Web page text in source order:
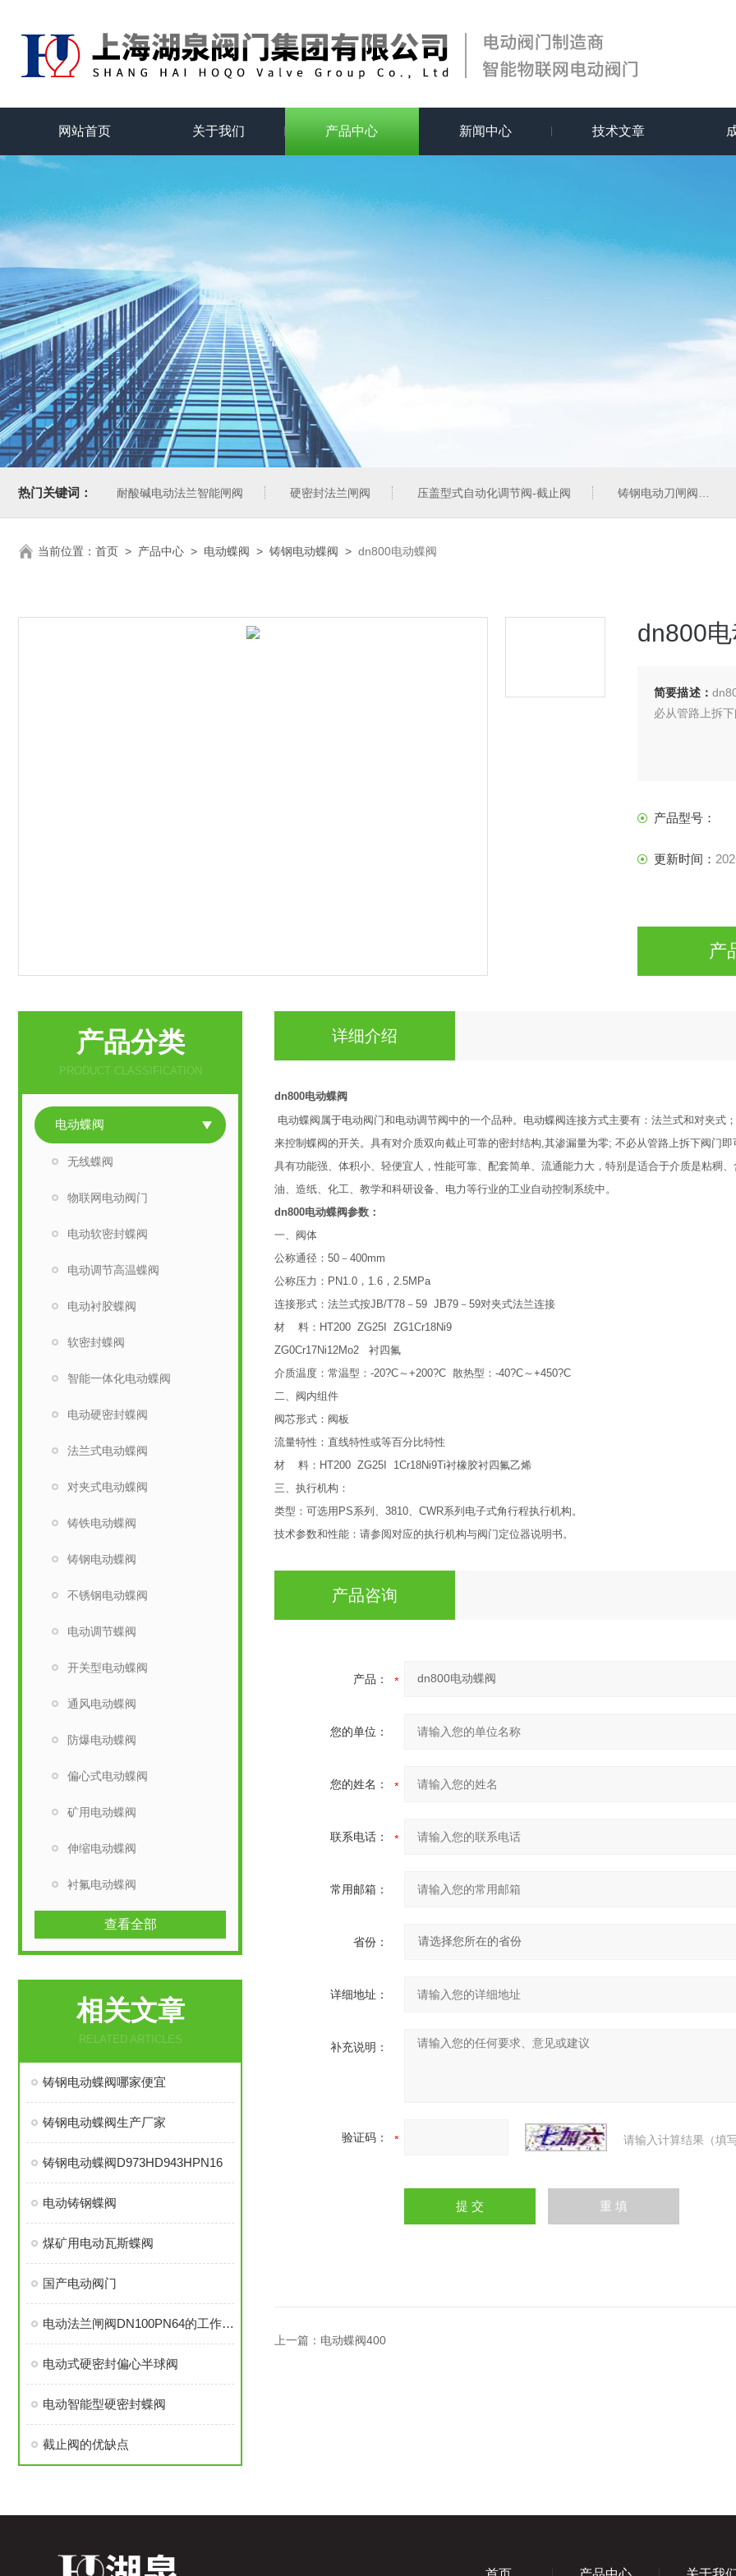
网站首页 关于我们 产品中心 新闻中心 技术文章
热门关键词： 耐酸碱电动法兰智能闸阀 硬密封法兰闸阀 压盖型式自动化调节阀-截止阀 铸钢电动刀闸阀
当前位置： 首页 > 产品中心 > 电动蝶阀 > 铸钢电动蝶阀 > dn800电动蝶阀
dn800
简要描述：
必从管路上拆下
产品型号：
更新时间：
产
产品分类
PRODUCT CLASSIFICATION
电动蝶阀
无线蝶阀
物联网电动阀门
电动软密封蝶阀
电动调节高温蝶阀
电动衬胶蝶阀
软密封蝶阀
智能一体化电动蝶阀
电动硬密封蝶阀
法兰式电动蝶阀
对夹式电动蝶阀
铸铁电动蝶阀
铸钢电动蝶阀
不锈钢电动蝶阀
电动调节蝶阀
开关型电动蝶阀
通风电动蝶阀
防爆电动蝶阀
偏心式电动蝶阀
矿用电动蝶阀
伸缩电动蝶阀
衬氟电动蝶阀
查看全部
相关文章
RELATED ARTICLES
铸钢电动蝶阀哪家便宜
铸钢电动蝶阀生产厂家
铸钢电动蝶阀D973HD943HPN16
电动铸钢蝶阀
煤矿用电动瓦斯蝶阀
国产电动阀门
电动法兰闸阀DN100PN64的工作原理你知道吗
电动式硬密封偏心半球阀
电动智能型硬密封蝶阀
截止阀的优缺点
详细介绍
dn800电动蝶阀
电动蝶阀属于电动阀门和电动调节阀中的一个品种。电动蝶阀连接方式主要有：法兰式和对夹
来控制蝶阀的开关。具有对介质双向截止可靠的密封结构,其渗漏量为零; 不必从管路上拆下阀门即
具有功能强、体积小、轻便宜人，性能可靠、配套简单、流通能力大，特别是适合于介质是粘稠
油、造纸、化工、教学和科研设备、电力等行业的工业自动控制系统中。
dn800电动蝶阀参数：
一、阀体
公称通径：50－400mm
公称压力：PN1.0，1.6，2.5MPa
连接形式：法兰式按JB/T78－59 JB79－59对夹式法兰连接
材 料：HT200 ZG25I ZG1Cr18Ni9
ZG0Cr17Ni12Mo2 衬四氟
介质温度：常温型：-20?C～+200?C 散热型：-40?C～+450?C
二、阀内组件
阀芯形式：阀板
流量特性：直线特性或等百分比特性
材 料：HT200 ZG25I 1Cr18Ni9Ti衬橡胶衬四氟乙烯
三、执行机构：
类型：可选用PS系列、3810、CWR系列电子式角行程执行机构。
技术参数和性能：请参阅对应的执行机构与阀门定位器说明书。
产品咨询
产品：
您的单位：
您的姓名：
联系电话：
常用邮箱：
省份：
详细地址：
补充说明：
验证码： 请输入计算结果（填
上一篇： 电动蝶阀400